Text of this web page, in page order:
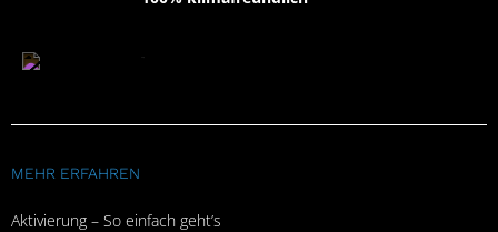
MEHR ERFAHREN
Aktivierung – So einfach geht’s